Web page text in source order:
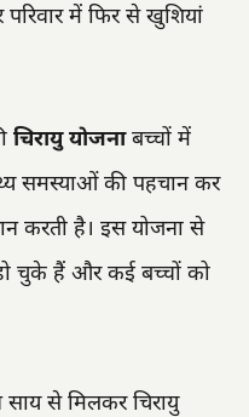
में फिर से खुशियां
चिरायु योजनाबच्चों में
समस्याओं की पहचान कर
करती है। इस योजना से
चुके हैं और कई बच्चों को
साय से मिलकर चिरायु